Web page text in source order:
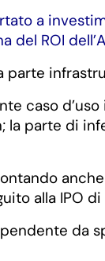
a
ROI
parte
caso
parte di
alla IPO
da